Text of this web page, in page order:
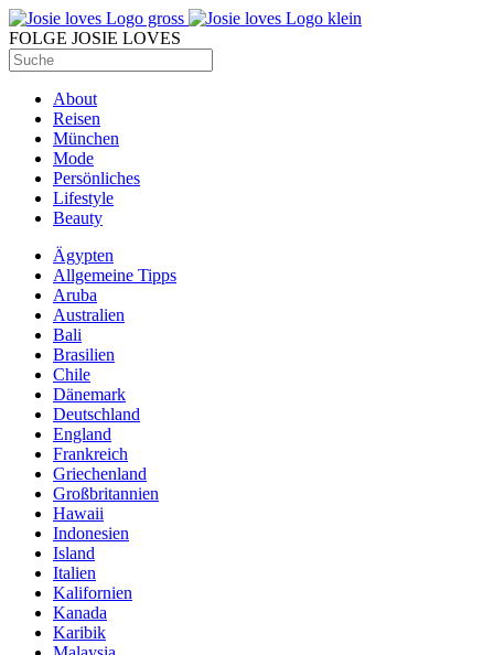
FOLGE JOSIE LOVES
About
Reisen
München
Mode
Persönliches
Lifestyle
Beauty
Ägypten
Allgemeine Tipps
Aruba
Australien
Bali
Brasilien
Chile
Dänemark
Deutschland
England
Frankreich
Griechenland
Großbritannien
Hawaii
Indonesien
Island
Italien
Kalifornien
Kanada
Karibik